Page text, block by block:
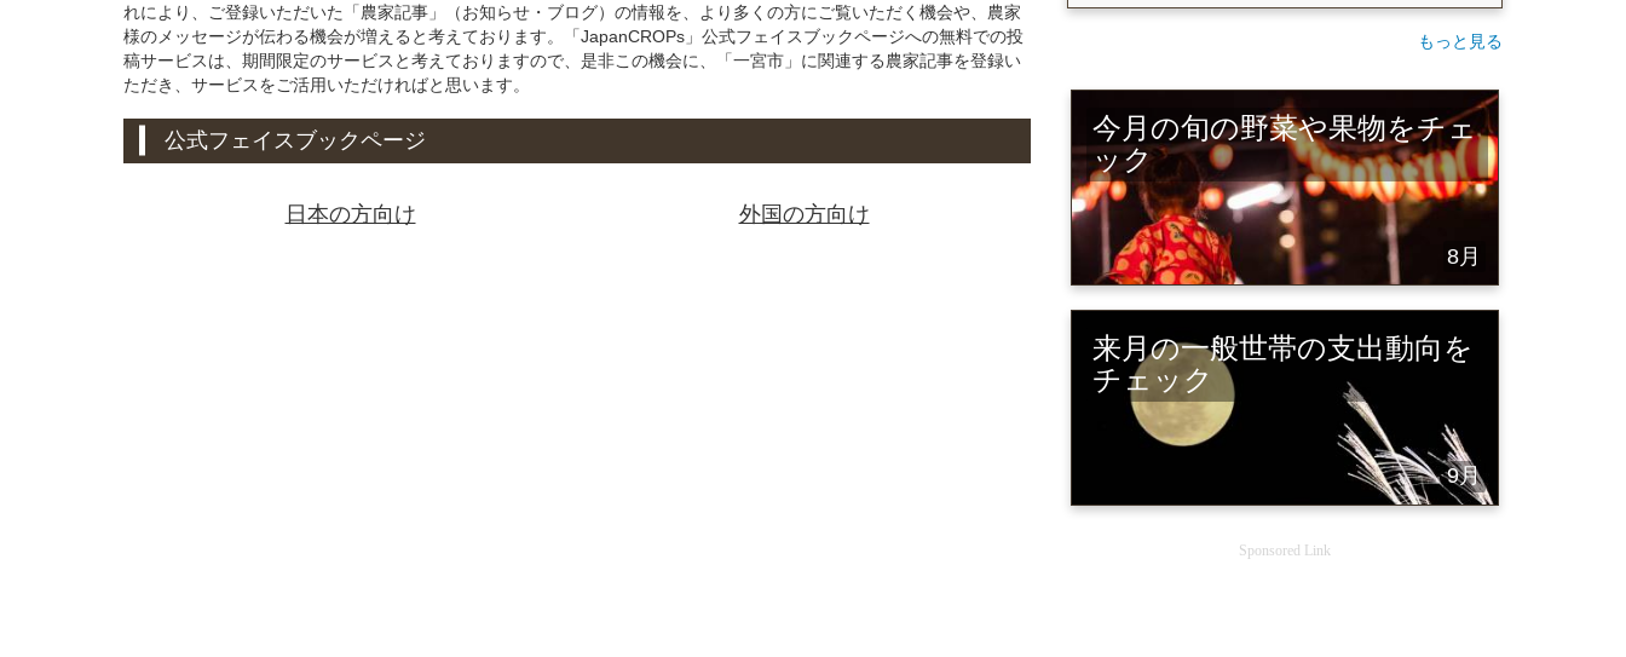
れにより、ご登録いただいた「農家記事」（お知らせ・ブログ）の情報を、より多くの方にご覧いただく機会や、農家
様のメッセージが伝わる機会が増えると考えております。「JapanCROPs」公式フェイスブックページへの無料での投
稿サービスは、期間限定のサービスと考えておりますので、是非この機会に、「一宮市」に関連する農家記事を登録い
ただき、サービスをご活用いただければと思います。
公式フェイスブックページ
日本の方向け 外国の方向け
もっと見る
今月の旬の野菜や果物をチェ
ック
8月
来月の一般世帯の支出動向を
チェック
9月
Sponsored Link